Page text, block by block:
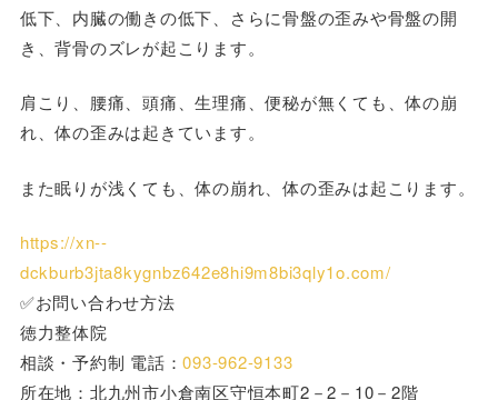
低下、内臓の働きの低下、さらに骨盤の歪みや骨盤の開
き、背骨のズレが起こります。
肩こり、腰痛、頭痛、生理痛、便秘が無くても、体の崩
れ、体の歪みは起きています。
また眠りが浅くても、体の崩れ、体の歪みは起こります。
https://xn--
dckburb3jta8kygnbz642e8hi9m8bi3qly1o.com/
✅お問い合わせ方法
徳力整体院
相談・予約制 電話：093-962-9133
所在地：北九州市小倉南区守恒本町2－2－10－2階